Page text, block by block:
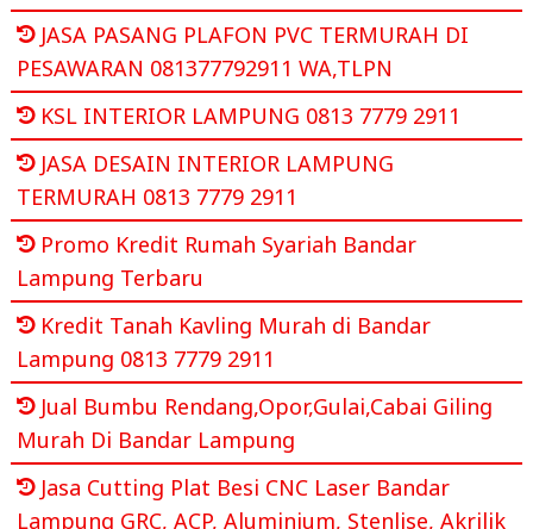
JASA PASANG PLAFON PVC TERMURAH DI
PESAWARAN 081377792911 WA,TLPN
KSL INTERIOR LAMPUNG 0813 7779 2911
JASA DESAIN INTERIOR LAMPUNG
TERMURAH 0813 7779 2911
Promo Kredit Rumah Syariah Bandar
Lampung Terbaru
Kredit Tanah Kavling Murah di Bandar
Lampung 0813 7779 2911
Jual Bumbu Rendang,Opor,Gulai,Cabai Giling
Murah Di Bandar Lampung
Jasa Cutting Plat Besi CNC Laser Bandar
Lampung GRC, ACP, Aluminium, Stenlise, Akrilik